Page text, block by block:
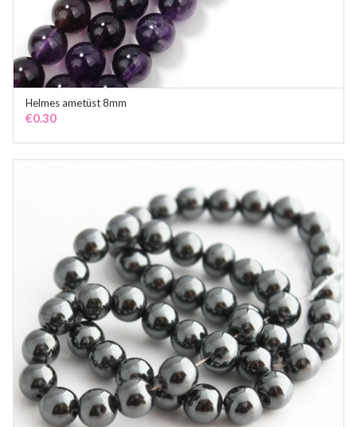
Helmes ametüst 8mm
€0.30